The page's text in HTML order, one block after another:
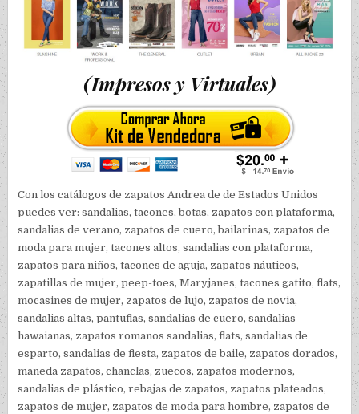
(Impresos y Virtuales)
Con los catálogos de zapatos Andrea de de Estados Unidos
puedes ver: sandalias, tacones, botas, zapatos con plataforma,
sandalias de verano, zapatos de cuero, bailarinas, zapatos de
moda para mujer, tacones altos, sandalias con plataforma,
zapatos para niños, tacones de aguja, zapatos náuticos,
zapatillas de mujer, peep-toes, Maryjanes, tacones gatito, flats,
mocasines de mujer, zapatos de lujo, zapatos de novia,
sandalias altas, pantuflas, sandalias de cuero, sandalias
hawaianas, zapatos romanos sandalias, flats, sandalias de
esparto, sandalias de fiesta, zapatos de baile, zapatos dorados,
maneda zapatos, chanclas, zuecos, zapatos modernos,
sandalias de plástico, rebajas de zapatos, zapatos plateados,
zapatos de mujer, zapatos de moda para hombre, zapatos de